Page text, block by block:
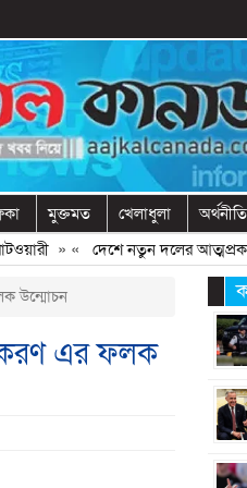
মুক্তমত খেলাধুলা অর্থনীতি
» «দেশে নতুন দলের আত্মপ্রকাশ,
উন্মোচন
এর ফলক